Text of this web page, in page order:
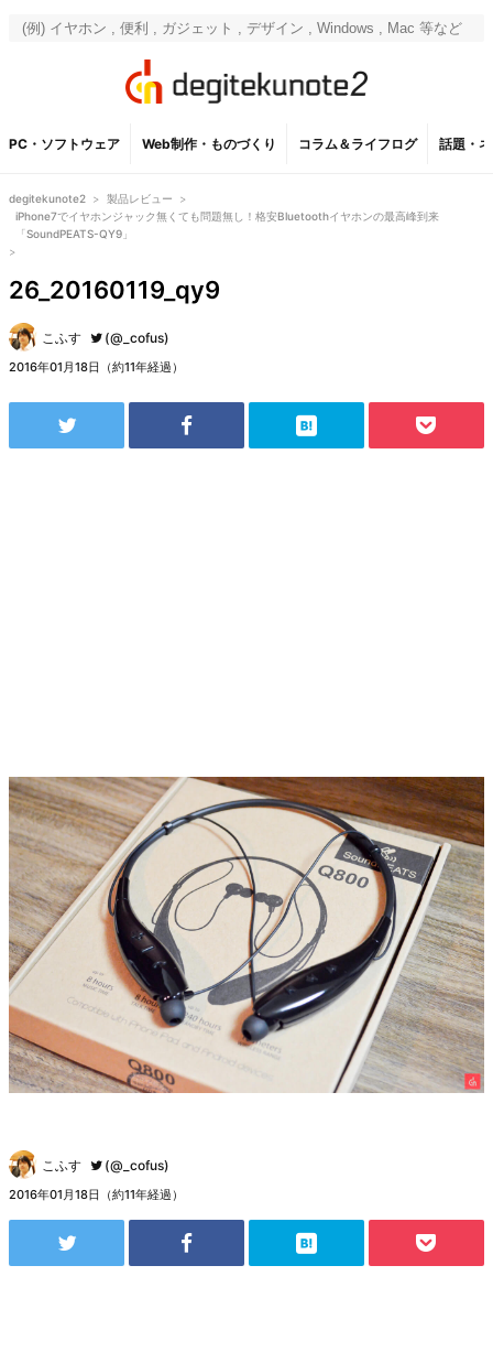
PC・ソフトウェア Web制作・ものづくり コラム＆ライフログ 話題・
degitekunote2 > 製品レビュー
>
iPhone7でイヤホンジャック無くても問題無し！格安Bluetoothイヤホンの最高峰到来
「SoundPEATS-QY9」
>
26_20160119_qy9
こふす (@_cofus)
2016年01月18日（約11年経過）
こふす (@_cofus)
2016年01月18日（約11年経過）